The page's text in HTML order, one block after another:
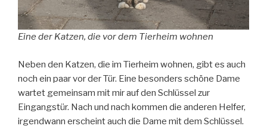
Eine der Katzen, die vor dem Tierheim wohnen
Neben den Katzen, die im Tierheim wohnen, gibt es auch
noch ein paar vor der Tür. Eine besonders schöne Dame
wartet gemeinsam mit mir auf den Schlüssel zur
Eingangstür. Nach und nach kommen die anderen Helfer,
irgendwann erscheint auch die Dame mit dem Schlüssel.